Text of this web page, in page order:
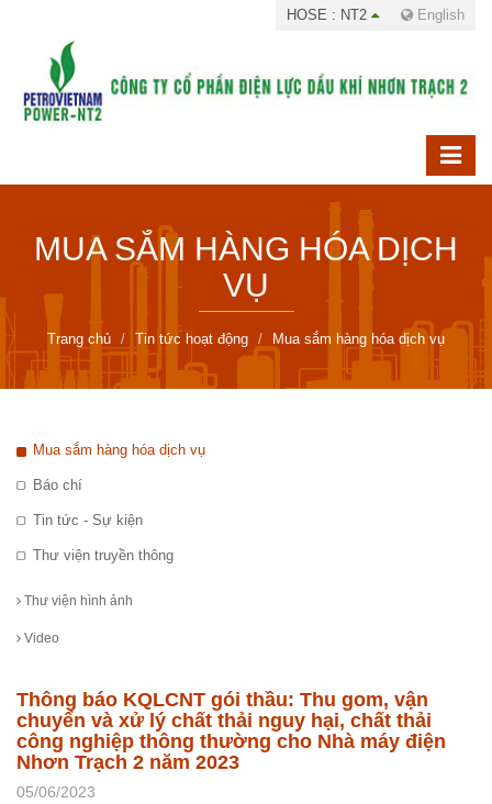
HOSE : NT2 English
MUA SẮM HÀNG HÓA DỊCH
VỤ
Trang chủ Tin tức hoạt động Mua sắm hàng hóa dịch vụ
Mua sắm hàng hóa dịch vụ
Báo chí
Tin tức - Sự kiện
Thư viện truyền thông
Thư viện hình ảnh
Video
Thông báo KQLCNT gói thầu: Thu gom, vận
chuyển và xử lý chất thải nguy hại, chất thải
công nghiệp thông thường cho Nhà máy điện
Nhơn Trạch 2 năm 2023
05/06/2023